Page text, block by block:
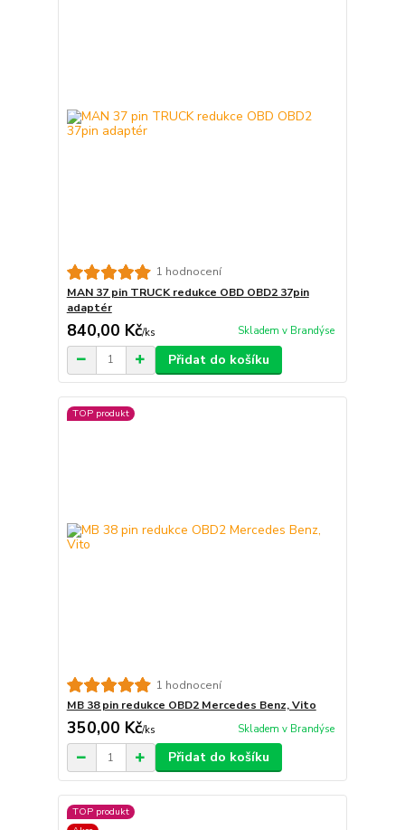
1 hodnocení
MAN 37 pin TRUCK redukce OBD OBD2 37pin
adaptér
840,00 Kč/ks Skladem v Brandýse
Přidat do košíku
TOP produkt
1 hodnocení
MB 38 pin redukce OBD2 Mercedes Benz, Vito
350,00 Kč/ks Skladem v Brandýse
Přidat do košíku
TOP produkt